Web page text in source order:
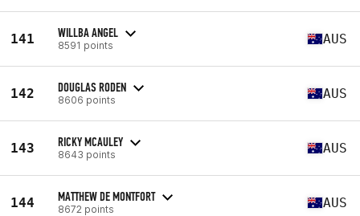
141 WILLBA ANGEL
8591 points AUS
142 DOUGLAS RODEN
8606 points AUS
143 RICKY MCAULEY
8643 points AUS
144 MATTHEW DE MONTFORT
8672 points AUS